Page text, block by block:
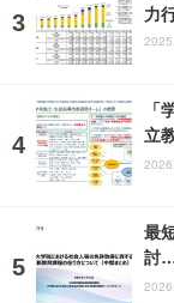
力
「
立
最
討